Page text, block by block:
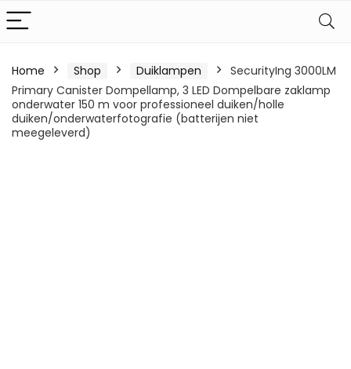
Home Shop Duiklampen
SecurityIng 3000LM
Primary Canister Dompellamp, 3 LED Dompelbare zaklamp
onderwater 150 m voor professioneel duiken/holle
duiken/onderwaterfotografie (batterijen niet
meegeleverd)